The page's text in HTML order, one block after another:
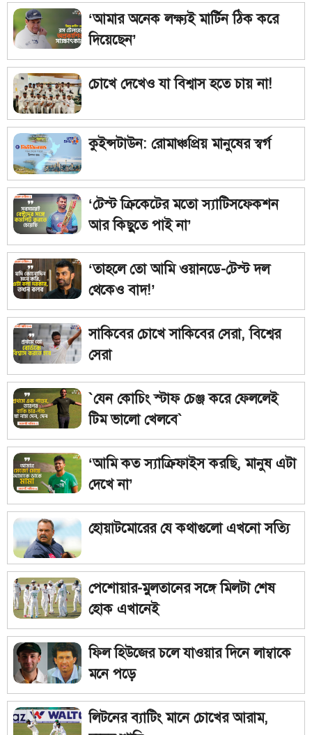
‘আমার অনেক লক্ষ্যই মার্টিন ঠিক করে
দিয়েছেন’
চোখে দেখেও যা বিশ্বাস হতে চায় না!
কুইন্সটাউন: রোমাঞ্চপ্রিয় মানুষের স্বর্গ
‘টেস্ট ক্রিকেটের মতো স্যাটিসফেকশন
আর কিছুতে পাই না’
‘তাহলে তো আমি ওয়ানডে-টেস্ট দল
থেকেও বাদ!’
সাকিবের চোখে সাকিবের সেরা, বিশ্বের
সেরা
`যেন কোচিং স্টাফ চেঞ্জ করে ফেললেই
টিম ভালো খেলবে`
‘আমি কত স্যাক্রিফাইস করছি, মানুষ এটা
দেখে না’
হোয়াটমোরের যে কথাগুলো এখনো সত্যি
পেশোয়ার-মুলতানের সঙ্গে মিলটা শেষ
হোক এখানেই
ফিল হিউজের চলে যাওয়ার দিনে লাম্বাকে
মনে পড়ে
লিটনের ব্যাটিং মানে চোখের আরাম,